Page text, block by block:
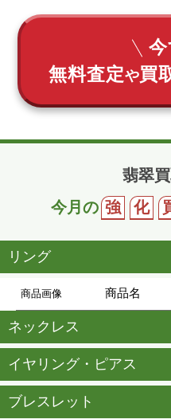
無料査定や買
翡翠
今月の 強 化
リング
商品画像 商品名
ネックレス
イヤリング・ピアス
ブレスレット